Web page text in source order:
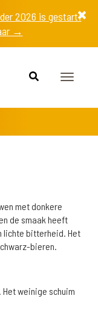
2026 is gestart!
→
Toggle
met donkere
de smaak heeft
lichte bitterheid. Het
bieren.
weinige schuim